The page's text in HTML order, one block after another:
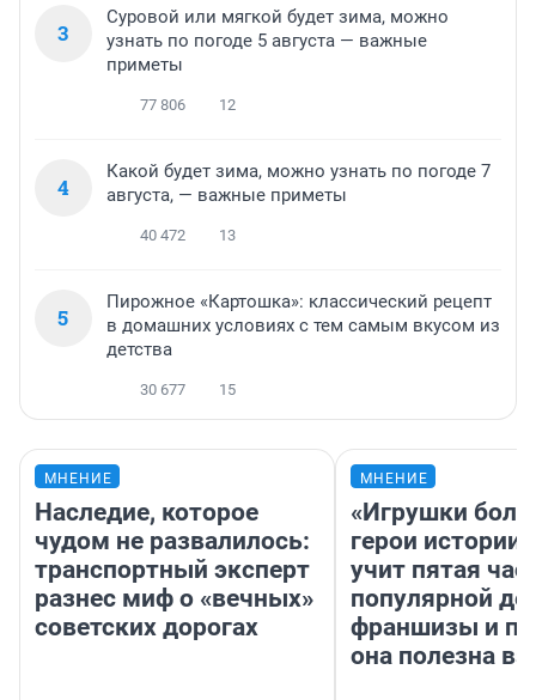
3
Суровой или мягкой будет зима, можно
узнать по погоде 5 августа — важные
приметы
77 806 12
4
Какой будет зима, можно узнать по погоде 7
августа, — важные приметы
40 472 13
5
Пирожное «Картошка»: классический рецепт
в домашних условиях с тем самым вкусом из
детства
30 677 15
МНЕНИЕ
Наследие, которое
чудом не развалилось:
транспортный эксперт
разнес миф о «вечных»
советских дорогах
МНЕНИЕ
«Игрушки
герои
учит пятая
популярной
франшизы и
она полезна